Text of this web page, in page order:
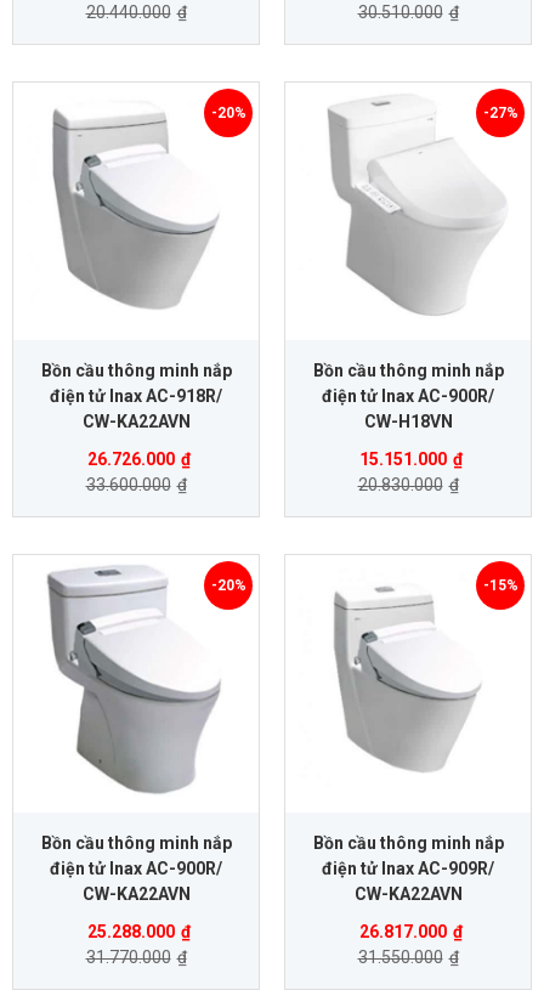
20.440.000 ₫
30.510.000 ₫
Bồn cầu thông minh nắp
điện tử Inax AC-918R/
CW-KA22AVN
26.726.000 ₫
33.600.000 ₫
-20%
Bồn cầu thông minh nắp
điện tử Inax AC-900R/
CW-H18VN
15.151.000 ₫
20.830.000 ₫
-27%
Bồn cầu thông minh nắp
điện tử Inax AC-900R/
CW-KA22AVN
25.288.000 ₫
31.770.000 ₫
-20%
Bồn cầu thông minh nắp
điện tử Inax AC-909R/
CW-KA22AVN
26.817.000 ₫
31.550.000 ₫
-15%